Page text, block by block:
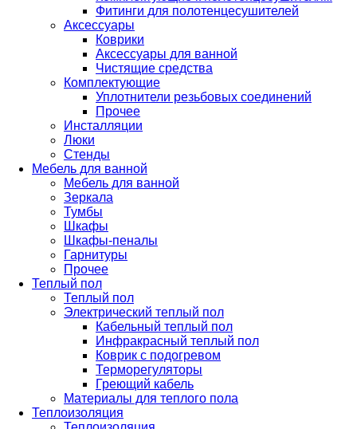
Фитинги для полотенцесушителей
Аксессуары
Коврики
Аксессуары для ванной
Чистящие средства
Комплектующие
Уплотнители резьбовых соединений
Прочее
Инсталляции
Люки
Стенды
Мебель для ванной
Мебель для ванной
Зеркала
Тумбы
Шкафы
Шкафы-пеналы
Гарнитуры
Прочее
Теплый пол
Теплый пол
Электрический теплый пол
Кабельный теплый пол
Инфракрасный теплый пол
Коврик с подогревом
Терморегуляторы
Греющий кабель
Материалы для теплого пола
Теплоизоляция